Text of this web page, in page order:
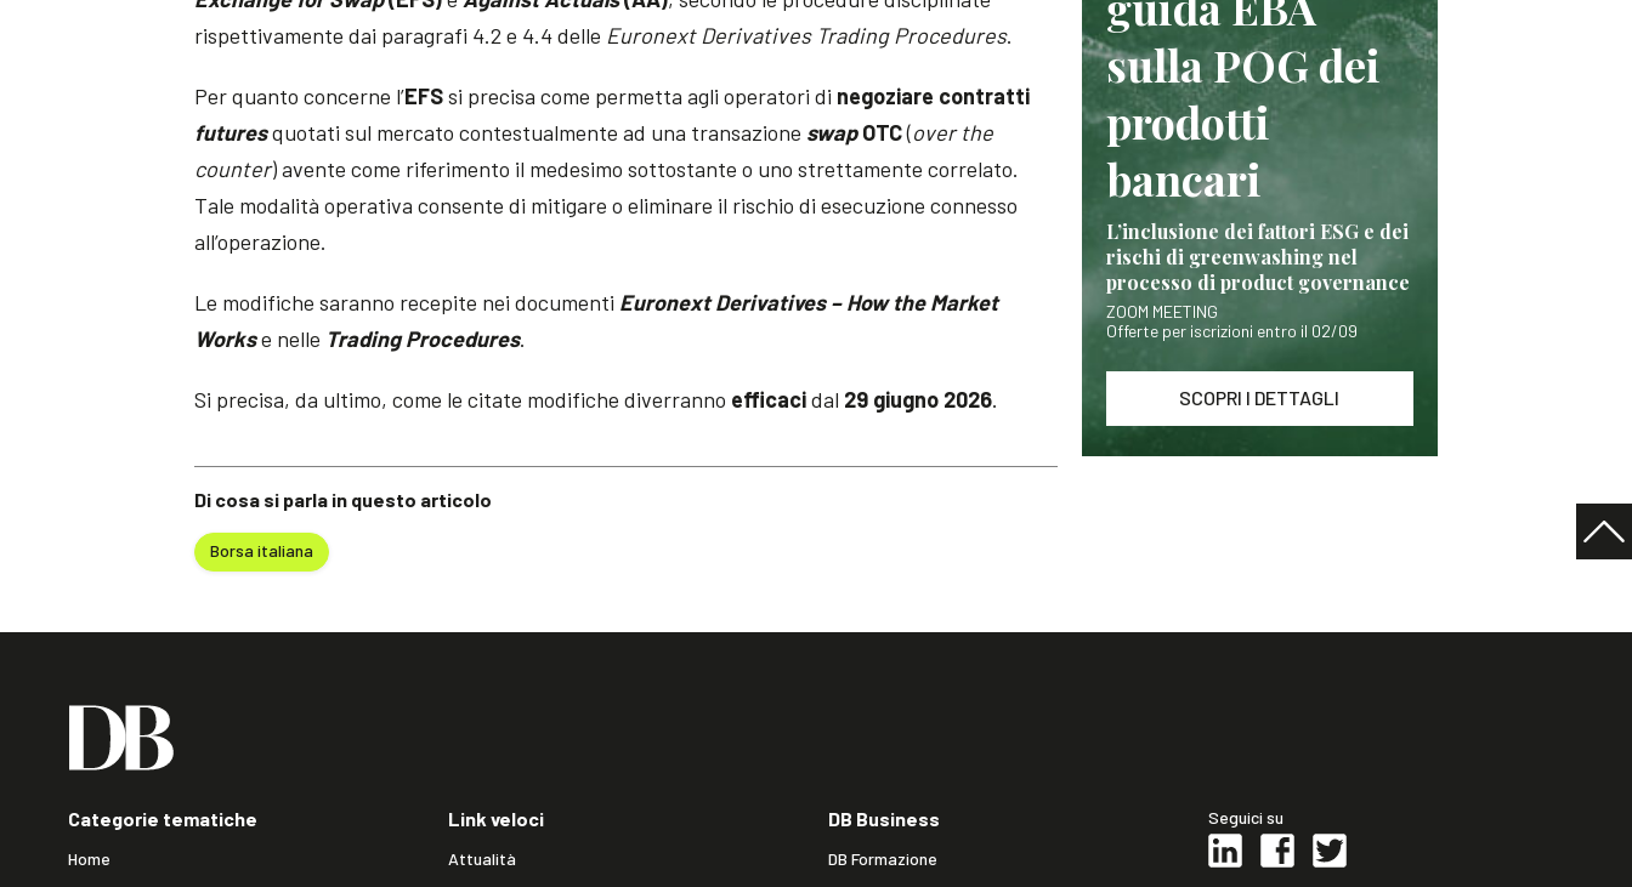
Di cosa si parla in questo articolo
Borsa italiana
rispettivamente dai paragrafi 4.2 e 4.4 delle Euronext Derivatives Trading Procedures.
Per quanto concerne l’EFSsi precisa come permetta agli operatori di negoziare contratti
futuresquotati sul mercato contestualmente ad una transazione swap OTC(over the
counter) avente come riferimento il medesimo sottostante o uno strettamente correlato.
Tale modalità operativa consente di mitigare o eliminare il rischio di esecuzione connesso
all’operazione.
Le modifiche saranno recepite nei documenti Euronext Derivatives – How the Market
Workse nelle Trading Procedures.
Si precisa, da ultimo, come le citate modifiche diverranno efficacidal 29 giugno 2026.
sulla POG dei
prodotti
bancari
L’inclusione dei fattori ESG e dei
rischi di greenwashing nel
processo di product governance
ZOOM MEETING
Offerte per iscrizioni entro il 02/09
SCOPRI I DETTAGLI
Categorie tematiche
Home
Link veloci
Attualità
DB Business
DB Formazione
Seguici su